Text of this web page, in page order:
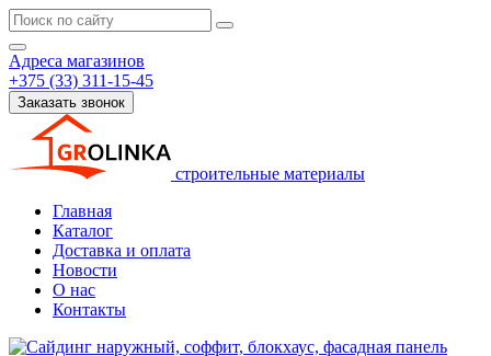
Адреса магазинов
+375 (33) 311-15-45
Заказать звонок
строительные материалы
Главная
Каталог
Доставка и оплата
Новости
О нас
Контакты